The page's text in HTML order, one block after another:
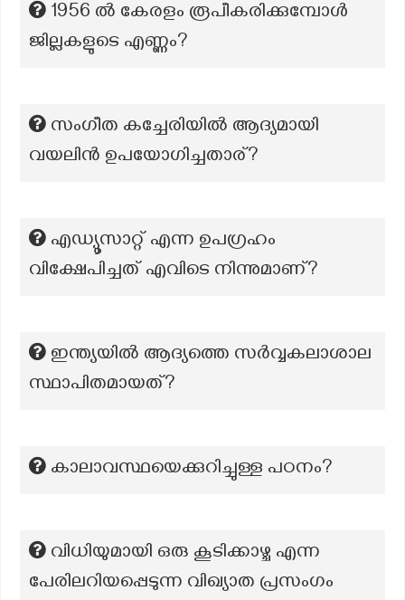
1956 ൽ കേരളം രൂപീകരിക്കുമ്പോൾ
ജില്ലകളുടെ എണ്ണം?
സംഗീത കച്ചേരിയിൽ ആദ്യമായി
വയലിൻ ഉപയോഗിച്ചതാര്?
എഡ്യൂസാറ്റ് എന്ന ഉപഗ്രഹം
വിക്ഷേപിച്ചത് എവിടെ നിന്നുമാണ്?
ഇന്ത്യയിൽ ആദ്യത്തെ സർവ്വകലാശാല
സ്ഥാപിതമായത്?
കാലാവസ്ഥയെക്കുറിച്ചുള്ള പഠനം?
വിധിയുമായി ഒരു കൂടിക്കാഴ്ച എന്ന
പേരിലറിയപ്പെടുന്ന വിഖ്യാത പ്രസംഗം